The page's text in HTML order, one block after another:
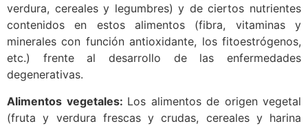
verdura, cereales y legumbres) y de ciertos nutrientes
contenidos en estos alimentos (fibra, vitaminas y
minerales con función antioxidante, los fitoestrógenos,
etc.) frente al desarrollo de las enfermedades
degenerativas.
Alimentos vegetales: Los alimentos de origen vegetal
(fruta y verdura frescas y crudas, cereales y harina